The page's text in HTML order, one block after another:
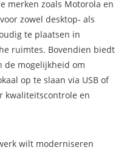
merken zoals Motorola en
zowel desktop- als
te plaatsen in
ruimtes. Bovendien biedt
de mogelijkheid om
op te slaan via USB of
kwaliteitscontrole en
wilt moderniseren